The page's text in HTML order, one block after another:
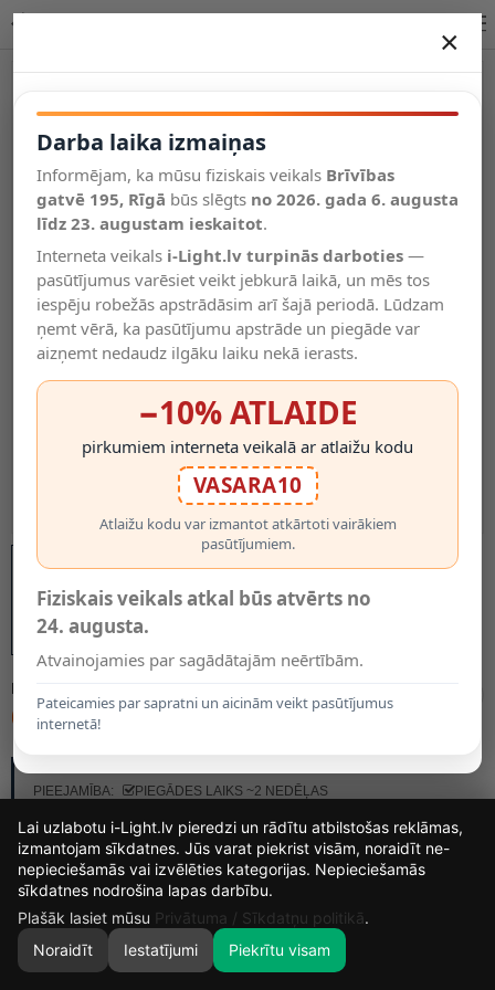
Salīdzināt
Vēlmju
saraksts
Valodas
0
MODELIS:
61.90€
PIEEJAMĪBA:
PIEGĀDES LAIKS ~2 NEDĒĻAS
×
Darba laika izmaiņas
Informējam, ka mūsu fiziskais veikals Brīvības
gatvē 195, Rīgā būs slēgts no 2026. gada 6. augusta
līdz 23. augustam ieskaitot.
Interneta veikals i-Light.lv turpinās darboties —
pasūtījumus varēsiet veikt jebkurā laikā, un mēs tos
iespēju robežās apstrādāsim arī šajā periodā. Lūdzam
ņemt vērā, ka pasūtījumu apstrāde un piegāde var
aizņemt nedaudz ilgāku laiku nekā ierasts.
−10% ATLAIDE
pirkumiem interneta veikalā ar atlaižu kodu
VASARA10
Atlaižu kodu var izmantot atkārtoti vairākiem
pasūtījumiem.
Fiziskais veikals atkal būs atvērts no
24. augusta.
Atvainojamies par sagādātajām neērtībām.
Pateicamies par sapratni un aicinām veikt pasūtījumus
internetā!
12
DIENAS
15
STUNDAS
24
MIN.
8
Lai uzlabotu i-Light.lv pieredzi un rādītu atbilstošas reklāmas,
izmantojam sīkdatnes. Jūs varat piekrist visām, noraidīt ne-
nepieciešamās vai izvēlēties kategorijas. Nepieciešamās
sīkdatnes nodrošina lapas darbību.
Plašāk lasiet mūsu Privātuma / Sīkdatņu politikā.
Noraidīt
Iestatījumi Piekrītu visam